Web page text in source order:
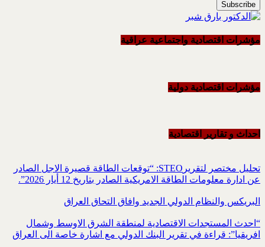
مؤشرات اقتصادية واجتماعية عراقية
مؤشرات اقتصادية دولية
احداث و تقاریر اقتصادیة
تحليل مختصر لتقريرSTEO‏: “توقعات الطاقة قصيرة الاجل الصادر
عن ادارة معلومات الطاقة الامريكية ‏الصادر بتاريخ 12 أيار 2026”.‏
البريكس والنظام الدولي الجديد وافاق التحاق العراق
“احدث المستجدات الاقتصادية لمنطقة الشرق الاوسط وشمال
افريقيا”: قراءة في تقرير البنك الدولي مع اشارة خاصة الى العراق